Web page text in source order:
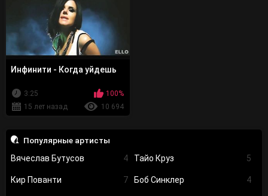
Популярные артисты
Вячеслав Бутусов
4 Тайо Круз 5
Кир Пованти 7 Боб Синклер 4
Инфинити - Когда уйдешь
3:25
100%
15 лет назад
10 694